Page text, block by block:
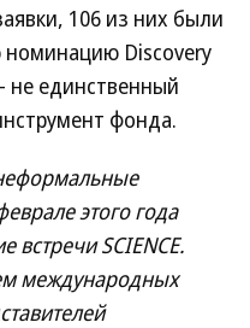
106 из них были
Discovery
единственный
фонда.
этого года
встречи SCIENCE.
международных